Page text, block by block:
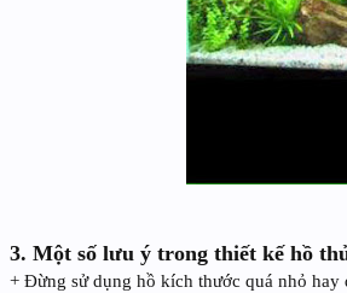
3. Một số lưu ý trong thiết kế hồ
+ Đừng sử dụng hồ kích thước quá nhỏ